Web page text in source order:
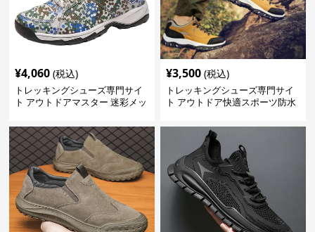
¥4,060 (税込)
トレッキングシューズ専門サイ
ト アウトドアマスター 迷彩メッ
¥3,500 (税込)
トレッキングシューズ専門サイ
ト アウトドア快適スポーツ防水